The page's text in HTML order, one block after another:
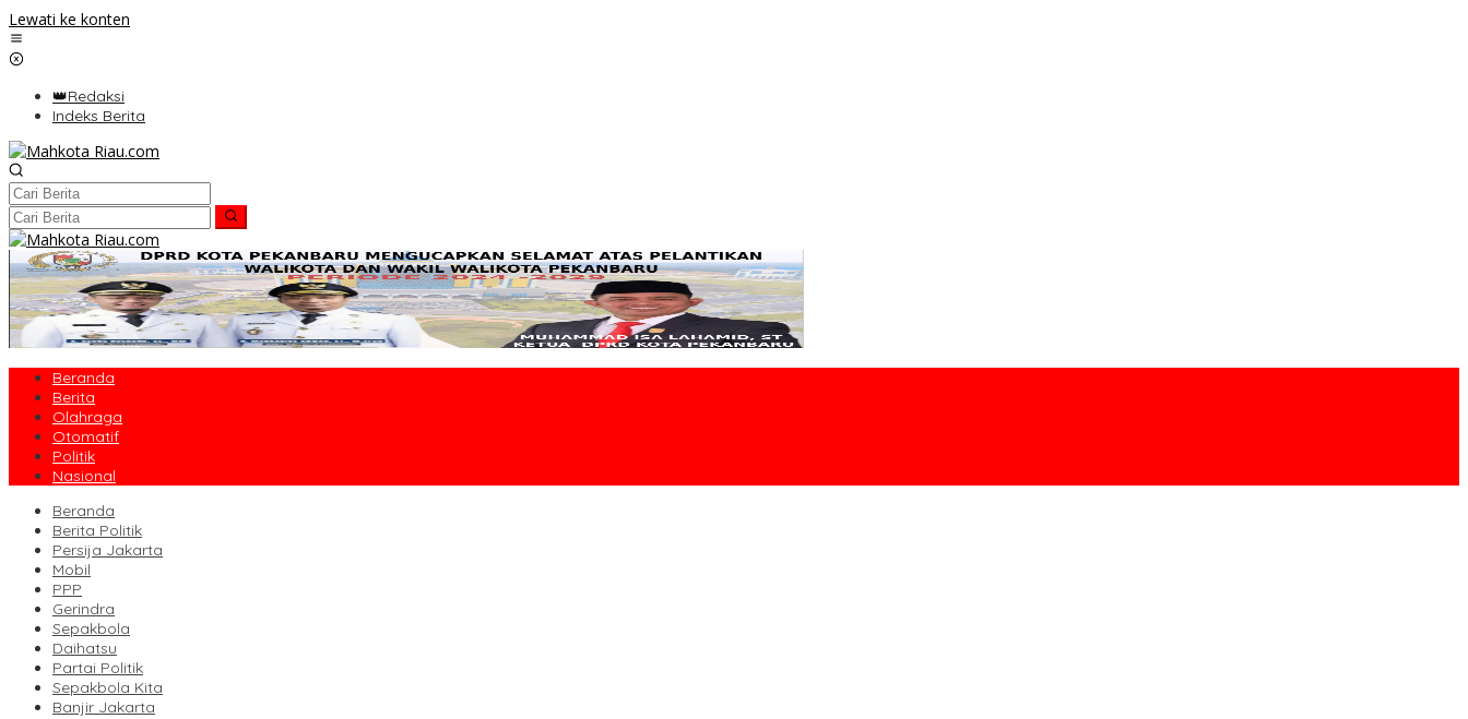
Lewati ke konten
👑Redaksi
Indeks Berita
Beranda
Berita
Olahraga
Otomatif
Politik
Nasional
Beranda
Berita Politik
Persija Jakarta
Mobil
PPP
Gerindra
Sepakbola
Daihatsu
Partai Politik
Sepakbola Kita
Banjir Jakarta